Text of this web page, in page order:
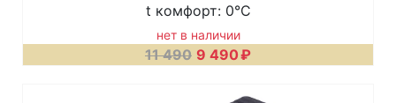
t комфорт: 0°C
нет в наличии
11 490 9 490₽